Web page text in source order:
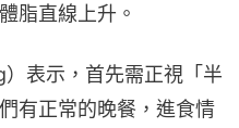
脂直線上升。
表示，首先需正視「半
有正常的晚餐，進食情